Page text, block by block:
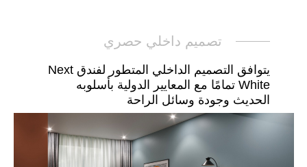
تصميم داخلي حصري
يتوافق التصميم الداخلي المتطور لفندق Next
White تمامًا مع المعايير الدولية بأسلوبه
الحديث وجودة وسائل الراحة